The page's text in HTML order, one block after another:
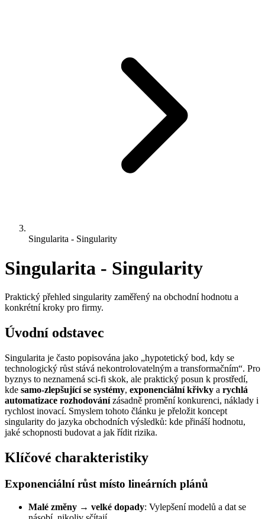
Singularita - Singularity
Singularita - Singularity
Praktický přehled singularity zaměřený na obchodní hodnotu a
konkrétní kroky pro firmy.
Úvodní odstavec
Singularita je často popisována jako „hypotetický bod, kdy se
technologický růst stává nekontrolovatelným a transformačním“. Pro
byznys to neznamená sci‑fi skok, ale praktický posun k prostředí,
kde samo‑zlepšující se systémy, exponenciální křivky a rychlá
automatizace rozhodovánízásadně promění konkurenci, náklady i
rychlost inovací. Smyslem tohoto článku je přeložit koncept
singularity do jazyka obchodních výsledků: kde přináší hodnotu,
jaké schopnosti budovat a jak řídit rizika.
Klíčové charakteristiky
Exponenciální růst místo lineárních plánů
Malé změny → velké dopady: Vylepšení modelů a dat se